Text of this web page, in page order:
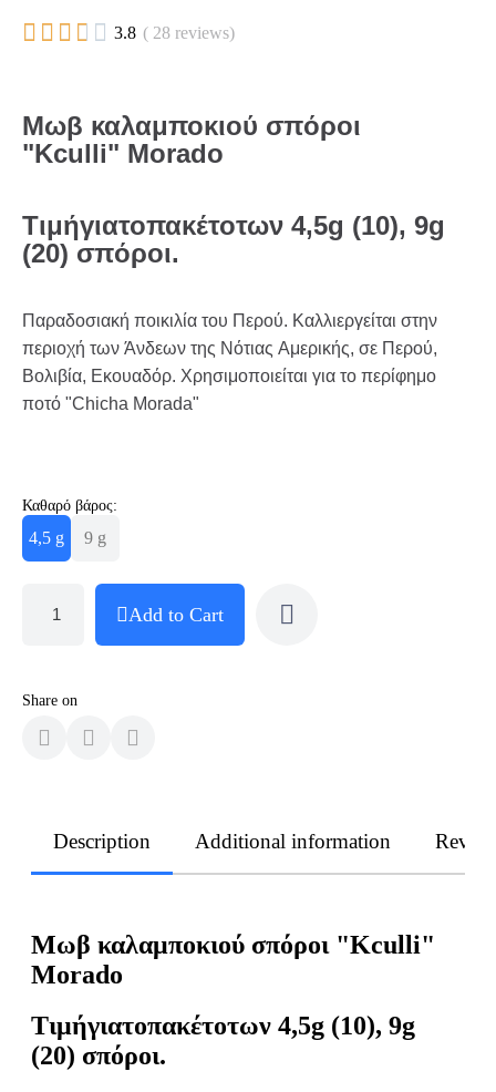
     3.8 ( 28 reviews)
Μωβ καλαμποκιού σπόροι
"Kculli" Morado
Τιμήγιατοπακέτοτων 4,5g (10), 9g
(20) σπόροι.
Παραδοσιακή ποικιλία του Περού. Καλλιεργείται στην
περιοχή των Άνδεων της Νότιας Αμερικής, σε Περού,
Βολιβία, Εκουαδόρ. Χρησιμοποιείται για το περίφημο
ποτό "Chicha Morada"
Καθαρό βάρος:
4,5 g 9 g
Add to Cart
Share on
Description Additional information
Μωβ καλαμποκιού σπόροι "Kculli"
Morado
Τιμήγιατοπακέτοτων 4,5g (10), 9g
(20) σπόροι.